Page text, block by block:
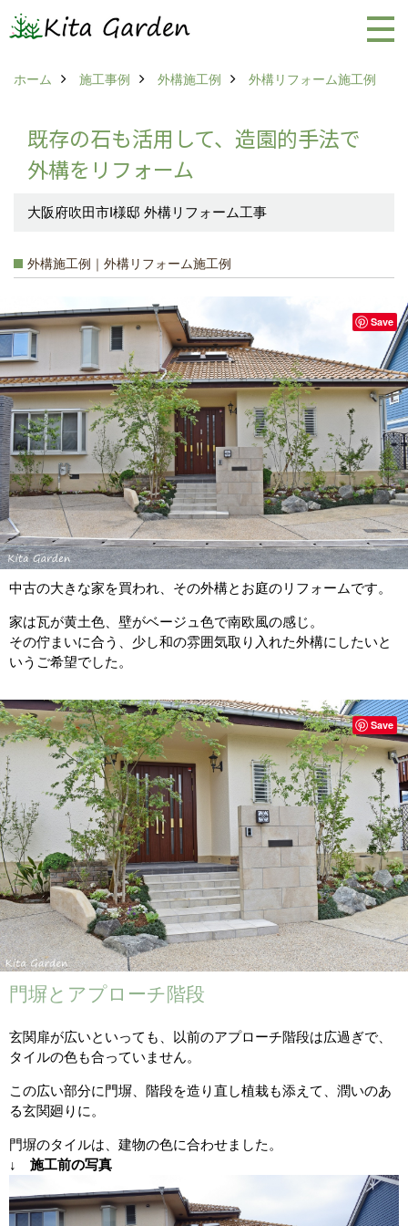
ホーム 施工事例 外構施工例 外構リフォーム施工例
既存の石も活用して、造園的手法で
外構をリフォーム
大阪府吹田市I様邸 外構リフォーム工事
外構施工例｜外構リフォーム施工例
中古の大きな家を買われ、その外構とお庭のリフォームです。
家は瓦が黄土色、壁がベージュ色で南欧風の感じ。
その佇まいに合う、少し和の雰囲気取り入れた外構にしたいと
いうご希望でした。
Save
門塀とアプローチ階段
玄関扉が広いといっても、以前のアプローチ階段は広過ぎで、
タイルの色も合っていません。
この広い部分に門塀、階段を造り直し植栽も添えて、潤いのあ
る玄関廻りに。
門塀のタイルは、建物の色に合わせました。
↓ 施工前の写真
Save